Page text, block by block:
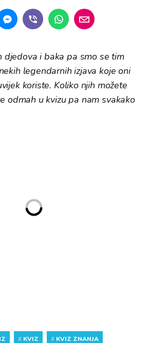
djedova i baka pa smo se tim
legendarnih izjava koje oni
koriste. Koliko njih možete
odmah u kvizu pa nam svakako
# KVIZ # KVIZ ZNANJA